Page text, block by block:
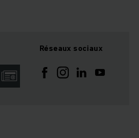
Réseaux sociaux